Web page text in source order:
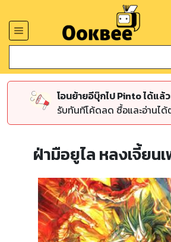
โอนย้ายอีบุ๊กไป Pinto ได้แล้
รับทันทีโค้ดลด ซื้อและอ่านไ
ฝ่ามือยูไล หลงเจี้ยนเ